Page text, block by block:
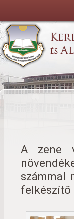
A zene
számmal
felkészítő